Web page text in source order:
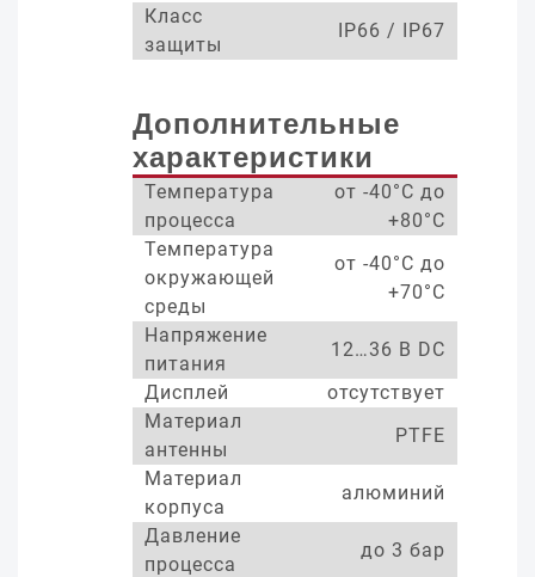
Класс
защиты
IP66 / IP67
Дополнительные
характеристики
Температура
процесса
от -40°С до
+80°С
Температура
окружающей
среды
от -40°С до
+70°С
Напряжение
питания
12…36 В DC
Дисплей
отсутствует
Материал
антенны
PTFE
Материал
корпуса
алюминий
Давление
процесса
до 3 бар